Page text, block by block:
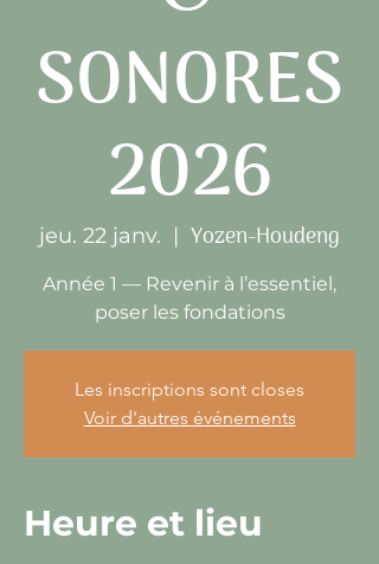
SONORES
2026
jeu. 22 janv.
  |
Yozen-Houdeng
Année 1 — Revenir à l’essentiel,
poser les fondations
Les inscriptions sont closes
Voir d'autres événements
Heure et lieu